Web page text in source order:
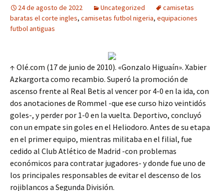
24 de agosto de 2022 Uncategorized
camisetas
baratas el corte ingles, camisetas futbol nigeria, equipaciones
futbol antiguas
↑ Olé.com (17 de junio de 2010). «Gonzalo Higuaín». Xabier
Azkargorta como recambio. Superó la promoción de
ascenso frente al Real Betis al vencer por 4-0 en la ida, con
dos anotaciones de Rommel -que ese curso hizo veintidós
goles-, y perder por 1-0 en la vuelta. Deportivo, concluyó
con un empate sin goles en el Heliodoro. Antes de su etapa
en el primer equipo, mientras militaba en el filial, fue
cedido al Club Atlético de Madrid -con problemas
económicos para contratar jugadores- y donde fue uno de
los principales responsables de evitar el descenso de los
rojiblancos a Segunda División.